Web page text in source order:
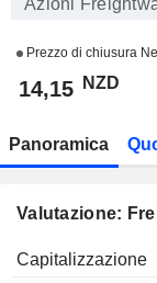
Azioni
Prezzo di chiusura
14,15 NZD
Panoramica
Valutazione:
Capitalizzazione